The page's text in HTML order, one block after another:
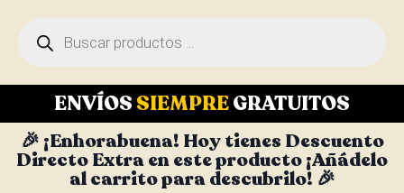
ENVÍOS SIEMPREGRATUITOS
🎉 ¡Enhorabuena! Hoy tienes Descuento
Directo Extra en este producto ¡Añádelo
al carrito para descubrilo! 🎉